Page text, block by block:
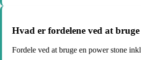
Hvad er fordelene ved at bruge
Fordele ved at bruge en power stone